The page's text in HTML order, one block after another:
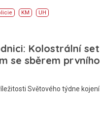
KM UH
Kolostrální set
se sběrem prvního
Světového týdne kojení